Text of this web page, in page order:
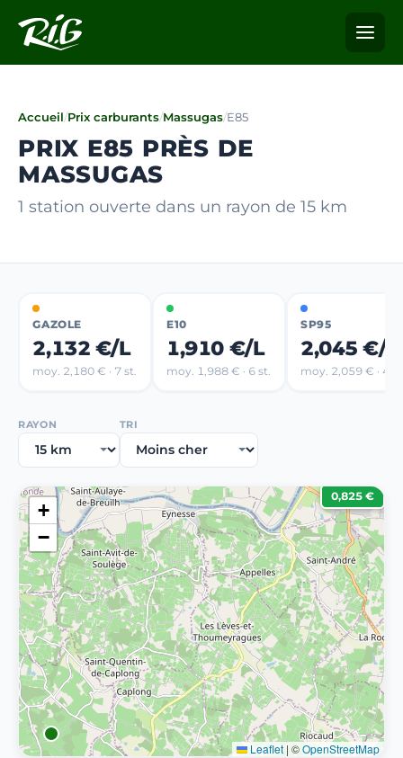
Accueil/Prix carburants/Massugas/E85
PRIX E85 PRÈS DE
MASSUGAS
1 station ouverte dans un rayon de 15 km
GAZOLE
2,132 €/L
moy. 2,180 € · 7 st.
E10
1,910 €/L
moy. 1,988 € · 6 st.
SP95
2,045 €/L
moy. 2,059 € · 4
RAYON TRI
0,825 €
+
−
Leaflet | ©OpenStreetMap